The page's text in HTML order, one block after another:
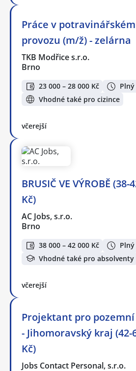
Práce v potravinářském
provozu (m/ž) - zelárna
TKB Modřice s.r.o.
Brno
23 000 – 28 000 Kč
Vhodné také pro cizince
včerejší
BRUSIČ VE VÝROBĚ (38-
Kč)
AC Jobs, s.r.o.
Brno
38 000 – 42 000 Kč
Vhodné také pro absolventy
včerejší
Projektant pro
- Jihomoravský kraj (42-
Kč)
Jobs Contact Personal, s.r.o.